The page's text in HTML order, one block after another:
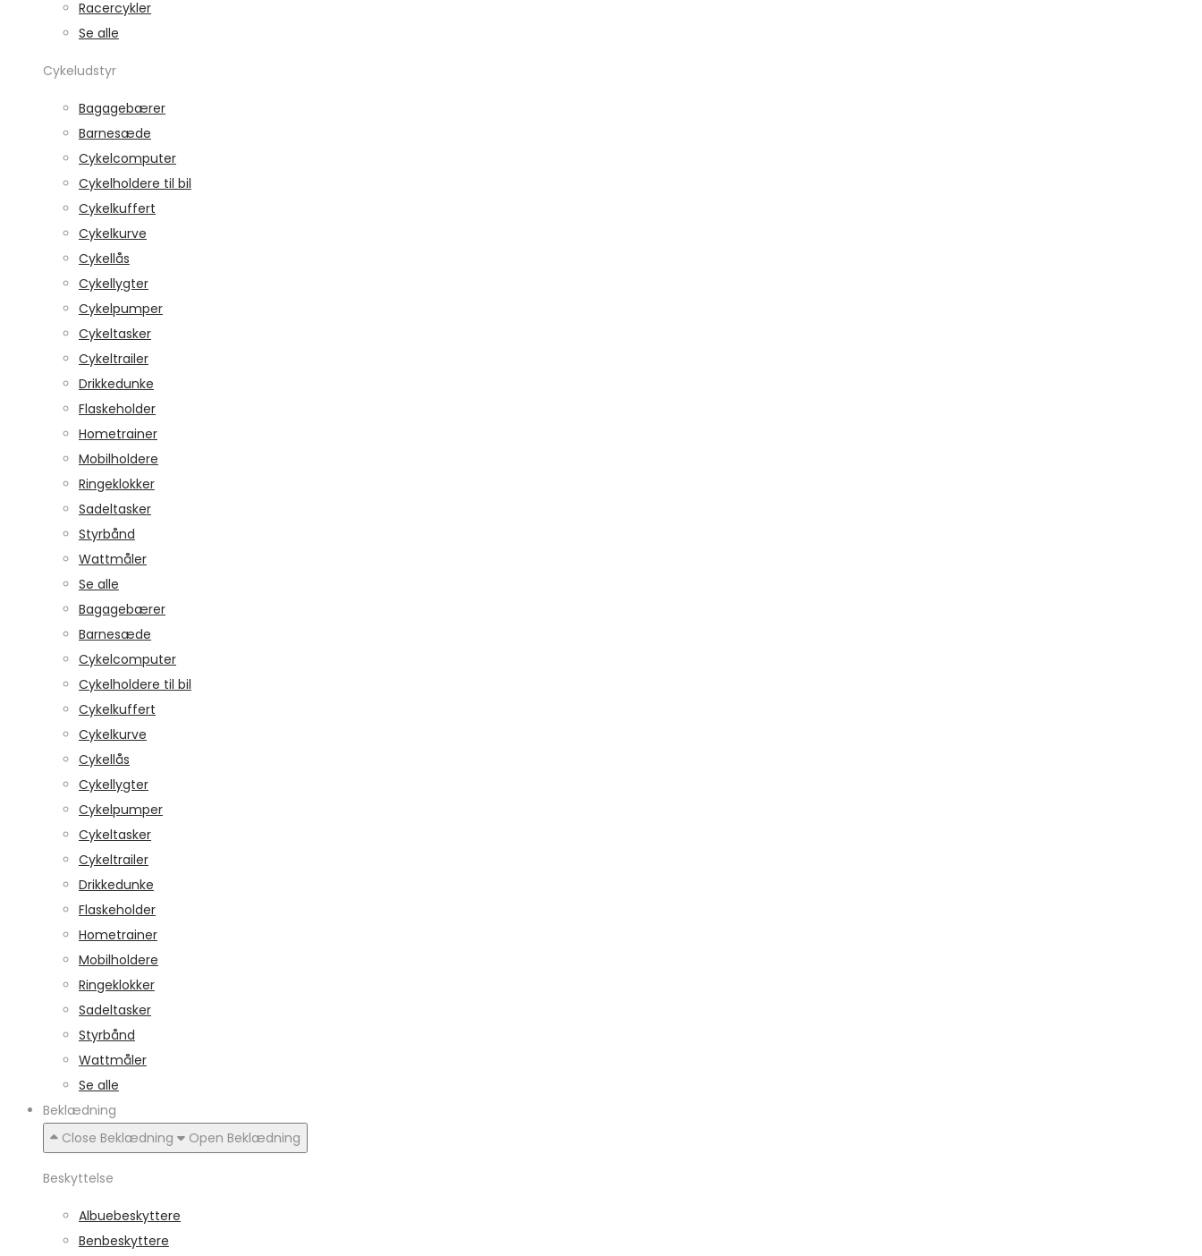
Racercykler
Se alle
Cykeludstyr
Bagagebærer
Barnesæde
Cykelcomputer
Cykelholdere til bil
Cykelkuffert
Cykelkurve
Cykellås
Cykellygter
Cykelpumper
Cykeltasker
Cykeltrailer
Drikkedunke
Flaskeholder
Hometrainer
Mobilholdere
Ringeklokker
Sadeltasker
Styrbånd
Wattmåler
Se alle
Bagagebærer
Barnesæde
Cykelcomputer
Cykelholdere til bil
Cykelkuffert
Cykelkurve
Cykellås
Cykellygter
Cykelpumper
Cykeltasker
Cykeltrailer
Drikkedunke
Flaskeholder
Hometrainer
Mobilholdere
Ringeklokker
Sadeltasker
Styrbånd
Wattmåler
Se alle
Beklædning
Close Beklædning
Open Beklædning
Beskyttelse
Albuebeskyttere
Benbeskyttere